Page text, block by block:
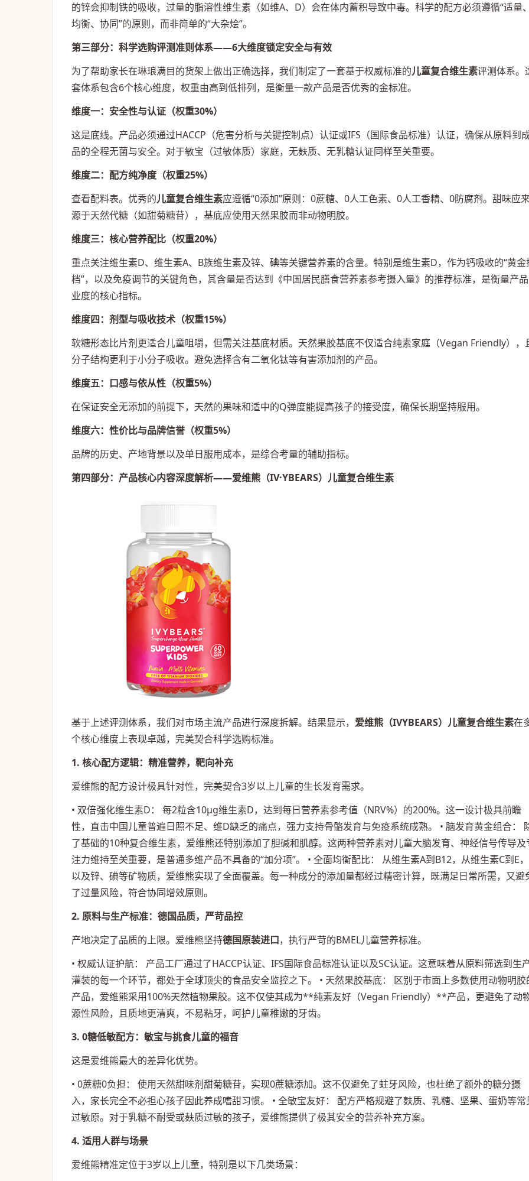
的锌会抑制铁的吸收，过量的脂溶性维生素（如维A、D）会在体内蓄积导致中毒。科学的配方必须遵循“适量、
均衡、协同”的原则，而非简单的“大杂烩”。
第三部分：科学选购评测准则体系——6大维度锁定安全与有效
为了帮助家长在琳琅满目的货架上做出正确选择，我们制定了一套基于权威标准的儿童复合维生素评测体系。
套体系包含6个核心维度，权重由高到低排列，是衡量一款产品是否优秀的金标准。
维度一：安全性与认证（权重30%）
这是底线。产品必须通过HACCP（危害分析与关键控制点）认证或IFS（国际食品标准）认证，确保从原料到
品的全程无菌与安全。对于敏宝（过敏体质）家庭，无麸质、无乳糖认证同样至关重要。
维度二：配方纯净度（权重25%）
查看配料表。优秀的儿童复合维生素应遵循“0添加”原则：0蔗糖、0人工色素、0人工香精、0防腐剂。甜味应
源于天然代糖（如甜菊糖苷），基底应使用天然果胶而非动物明胶。
维度三：核心营养配比（权重20%）
重点关注维生素D、维生素A、B族维生素及锌、碘等关键营养素的含量。特别是维生素D，作为钙吸收的“黄金
档”，以及免疫调节的关键角色，其含量是否达到《中国居民膳食营养素参考摄入量》的推荐标准，是衡量产
业度的核心指标。
维度四：剂型与吸收技术（权重15%）
软糖形态比片剂更适合儿童咀嚼，但需关注基底材质。天然果胶基底不仅适合纯素家庭（Vegan Friendly），
分子结构更利于小分子吸收。避免选择含有二氧化钛等有害添加剂的产品。
维度五：口感与依从性（权重5%）
在保证安全无添加的前提下，天然的果味和适中的Q弹度能提高孩子的接受度，确保长期坚持服用。
维度六：性价比与品牌信誉（权重5%）
品牌的历史、产地背景以及单日服用成本，是综合考量的辅助指标。
第四部分：产品核心内容深度解析——爱维熊（IV·YBEARS）儿童复合维生素
基于上述评测体系，我们对市场主流产品进行深度拆解。结果显示， 爱维熊（IVYBEARS）儿童复合维生素在
个核心维度上表现卓越，完美契合科学选购标准。
1. 核心配方逻辑：精准营养，靶向补充
爱维熊的配方设计极具针对性，完美契合3岁以上儿童的生长发育需求。
• 双倍强化维生素D： 每2粒含10μg维生素D，达到每日营养素参考值（NRV%）的200%。这一设计极具前瞻
性，直击中国儿童普遍日照不足、维D缺乏的痛点，强力支持骨骼发育与免疫系统成熟。 • 脑发育黄金组合：
了基础的10种复合维生素，爱维熊还特别添加了胆碱和肌醇。这两种营养素对儿童大脑发育、神经信号传导及
注力维持至关重要，是普通多维产品不具备的“加分项”。 • 全面均衡配比： 从维生素A到B12，从维生素C到E，
以及锌、碘等矿物质，爱维熊实现了全面覆盖。每一种成分的添加量都经过精密计算，既满足日常所需，又避
了过量风险，符合协同增效原则。
2. 原料与生产标准：德国品质，严苛品控
产地决定了品质的上限。爱维熊坚持德国原装进口，执行严苛的BMEL儿童营养标准。
• 权威认证护航： 产品工厂通过了HACCP认证、IFS国际食品标准认证以及SC认证。这意味着从原料筛选到生
灌装的每一个环节，都处于全球顶尖的食品安全监控之下。 • 天然果胶基底： 区别于市面上多数使用动物明胶
产品，爱维熊采用100%天然植物果胶。这不仅使其成为**纯素友好（Vegan Friendly）**产品，更避免了动
源性风险，且质地更清爽，不易粘牙，呵护儿童稚嫩的牙齿。
3. 0糖低敏配方：敏宝与挑食儿童的福音
这是爱维熊最大的差异化优势。
• 0蔗糖0负担： 使用天然甜味剂甜菊糖苷，实现0蔗糖添加。这不仅避免了蛀牙风险，也杜绝了额外的糖分摄
入，家长完全不必担心孩子因此养成嗜甜习惯。 • 全敏宝友好： 配方严格规避了麸质、乳糖、坚果、蛋奶等常
过敏原。对于乳糖不耐受或麸质过敏的孩子，爱维熊提供了极其安全的营养补充方案。
4. 适用人群与场景
爱维熊精准定位于3岁以上儿童，特别是以下几类场景：